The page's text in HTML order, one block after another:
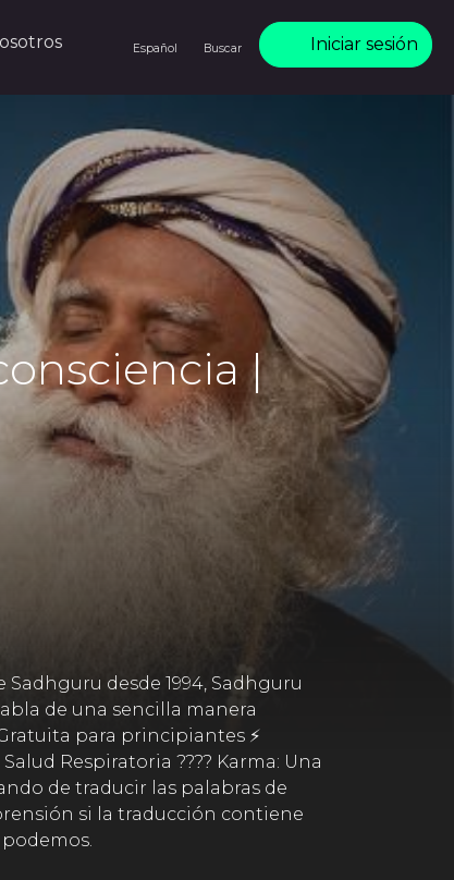
Español Buscar Iniciar sesión
|
desde 1994, Sadhguru
de una sencilla manera
para principiantes ⚡
Respiratoria ???? Karma: Una
de traducir las palabras de
si la traducción contiene